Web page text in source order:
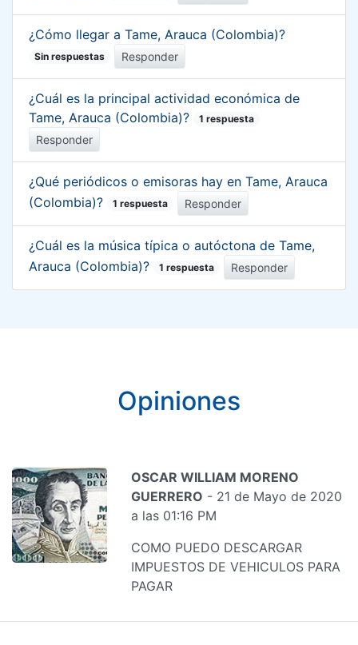
¿Cómo llegar a Tame, Arauca (Colombia)?
Sin respuestas Responder
¿Cuál es la principal actividad económica de
Tame, Arauca (Colombia)?
1 respuesta
Responder
¿Qué periódicos o emisoras hay en Tame, Arauca
(Colombia)?
1 respuesta Responder
¿Cuál es la música típica o autóctona de Tame,
Arauca (Colombia)?
1 respuesta Responder
Opiniones
OSCAR WILLIAM MORENO
GUERRERO - 21 de Mayo de 2020
a las 01:16 PM
COMO PUEDO DESCARGAR
IMPUESTOS DE VEHICULOS PARA
PAGAR